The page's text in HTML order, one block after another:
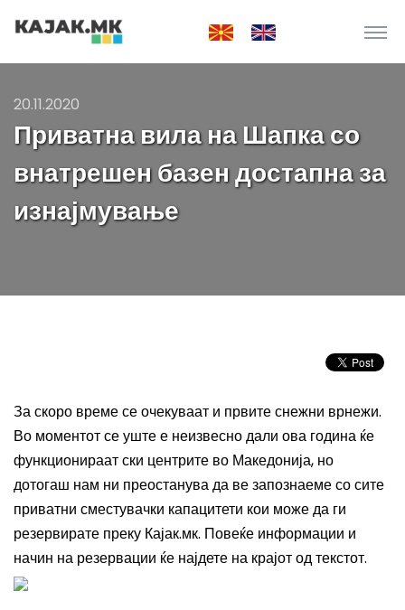
20.11.2020
Приватна вила на Шапка со
внатрешен базен достапна за
изнајмување
За скоро време се очекуваат и првите снежни врнежи.
Во моментот се уште е неизвесно дали ова година ќе
функционираат ски центрите во Македонија, но
дотогаш нам ни преостанува да ве запознаеме со сите
приватни сместувачки капацитети кои може да ги
резервирате преку Кајак.мк. Повеќе информации и
начин на резервации ќе најдете на крајот од текстот.